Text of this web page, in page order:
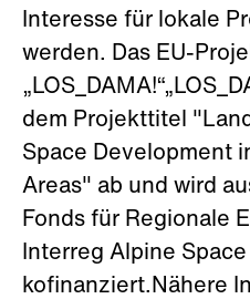
Interesse für lokale
werden. Das EU-
dem Projekttitel
Space Development
Areas" ab und wird
Fonds für Regionale
Interreg Alpine
kofinanziert.Nähere